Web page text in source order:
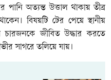
অত্যন্ত উত্তাল থাকায় তীব্র
বিষয়টি টের পেয়ে স্থানীয়
চারজনকে জীবিত উদ্ধার করতে
সাগরে তলিয়ে যায়।